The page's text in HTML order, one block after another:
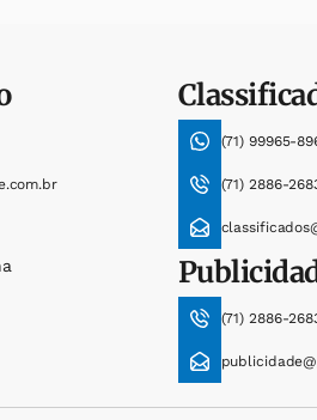
(71) 99965-
(71) 2886-
(71) 2886-